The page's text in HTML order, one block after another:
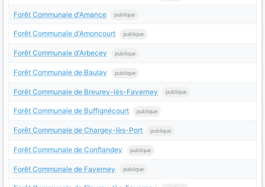
Forêt Communale d'Amance publique
Forêt Communale d'Amoncourt publique
Forêt Communale d'Arbecey publique
Forêt Communale de Baulay publique
Forêt Communale de Breurey-lès-Faverney publique
Forêt Communale de Buffignécourt publique
Forêt Communale de Chargey-lès-Port publique
Forêt Communale de Conflandey publique
Forêt Communale de Faverney publique